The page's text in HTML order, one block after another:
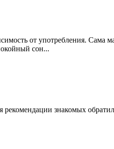
от употребления. Сама
сон...
рекомендации знакомых